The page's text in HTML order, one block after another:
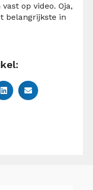
op video. Oja,
belangrijkste in